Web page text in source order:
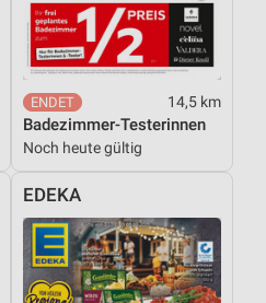
14,5 km
Badezimmer-Testerinnen
Noch heute gültig
EDEKA